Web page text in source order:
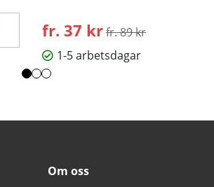
fr. 37 krOrdinarie pris:
fr. 89 kr
1-5 arbetsdagar
Om oss